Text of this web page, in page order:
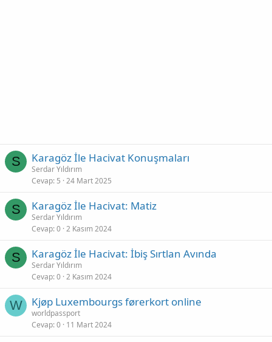
S Karagöz İle Hacivat Konuşmaları
Serdar Yıldırım
Cevap 5 24 Mart 2025
S Karagöz İle Hacivat: Matiz
Serdar Yıldırım
Cevap 0 2 Kasım 2024
S Karagöz İle Hacivat: İbiş Sırtlan Avında
Serdar Yıldırım
Cevap 0 2 Kasım 2024
W Kjøp Luxembourgs førerkort online
worldpassport
Cevap 0 11 Mart 2024